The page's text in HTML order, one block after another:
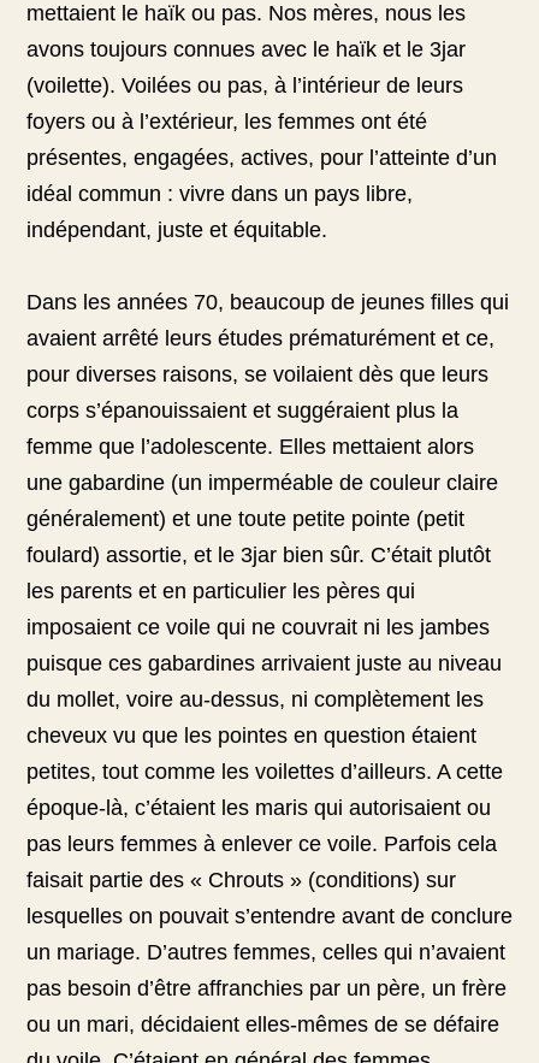
mettaient le haïk ou pas. Nos mères, nous les
avons toujours connues avec le haïk et le 3jar
(voilette). Voilées ou pas, à l’intérieur de leurs
foyers ou à l’extérieur, les femmes ont été
présentes, engagées, actives, pour l’atteinte d’un
idéal commun : vivre dans un pays libre,
indépendant, juste et équitable.
Dans les années 70, beaucoup de jeunes filles qui
avaient arrêté leurs études prématurément et ce,
pour diverses raisons, se voilaient dès que leurs
corps s’épanouissaient et suggéraient plus la
femme que l’adolescente. Elles mettaient alors
une gabardine (un imperméable de couleur claire
généralement) et une toute petite pointe (petit
foulard) assortie, et le 3jar bien sûr. C’était plutôt
les parents et en particulier les pères qui
imposaient ce voile qui ne couvrait ni les jambes
puisque ces gabardines arrivaient juste au niveau
du mollet, voire au-dessus, ni complètement les
cheveux vu que les pointes en question étaient
petites, tout comme les voilettes d’ailleurs. A cette
époque-là, c’étaient les maris qui autorisaient ou
pas leurs femmes à enlever ce voile. Parfois cela
faisait partie des « Chrouts » (conditions) sur
lesquelles on pouvait s’entendre avant de conclure
un mariage. D’autres femmes, celles qui n’avaient
pas besoin d’être affranchies par un père, un frère
ou un mari, décidaient elles-mêmes de se défaire